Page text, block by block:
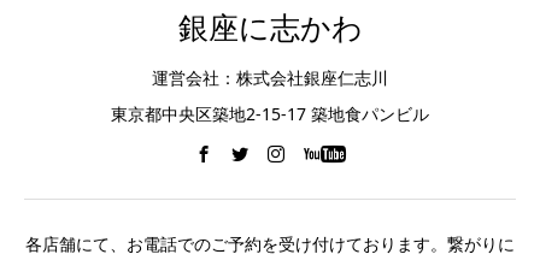
銀座に志かわ
運営会社：株式会社銀座仁志川
東京都中央区築地2-15-17 築地食パンビル
各店舗にて、お電話でのご予約を受け付けております。繋がりに